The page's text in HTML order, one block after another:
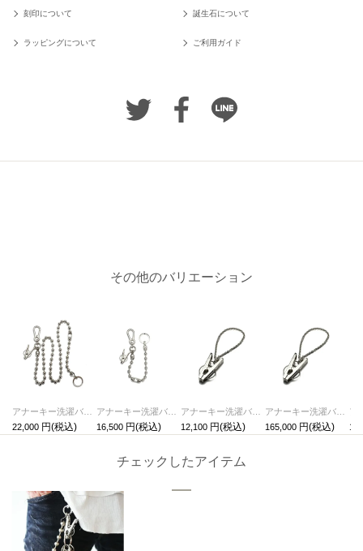
刻印について 誕生石について
ラッピングについて ご利用ガイド
その他のバリエーション
アナーキー洗濯バサミウォレットチェーンL - ボールチェーン
22,000
アナーキー洗濯バサミウォレットチェーンS -ボールチェーン
16,500
アナーキー洗濯バサミグローブホルダー-メタル(真鍮)/キーホルダー・キーチェーン
12,100
アナーキー洗濯バサミグローブホルダー-シルバー925-
165,000
チェックしたアイテム